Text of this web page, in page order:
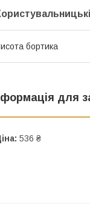
бортика
для
536 ₴